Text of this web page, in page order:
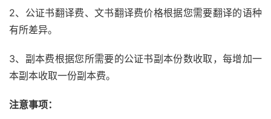
2、公证书翻译费、文书翻译费价格根据您需要翻译的语种
有所差异。
3、副本费根据您所需要的公证书副本份数收取，每增加一
本副本收取一份副本费。
注意事项：